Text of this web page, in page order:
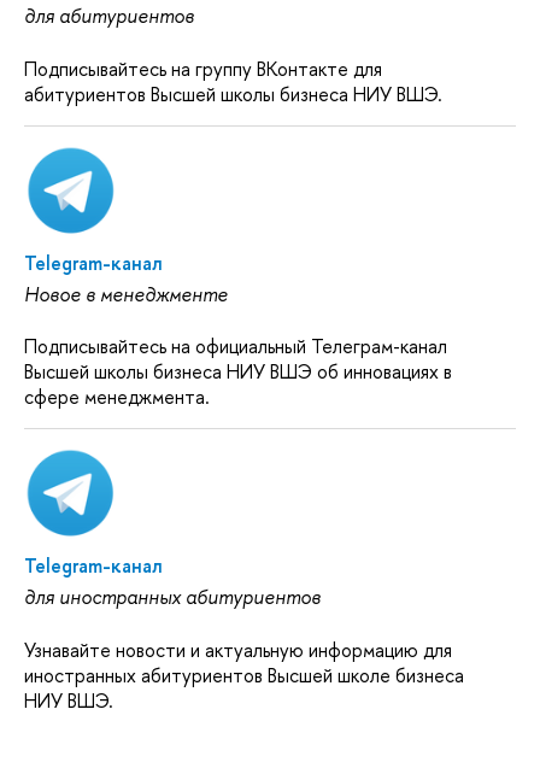
для абитуриентов
Подписывайтесь на группу ВКонтакте для
абитуриентов Высшей школы бизнеса НИУ ВШЭ.
Telegram-канал
Новое в менеджменте
Подписывайтесь на официальный Телеграм-канал
Высшей школы бизнеса НИУ ВШЭ об инновациях в
сфере менеджмента.
Telegram-канал
для иностранных абитуриентов
Узнавайте новости и актуальную информацию для
иностранных абитуриентов Высшей школе бизнеса
НИУ ВШЭ.